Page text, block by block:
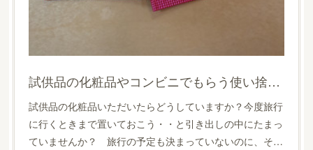
試供品の化粧品やコンビニでもらう使い捨ておしぼりはいつ使う？今でしょ！
試供品の化粧品いただいたらどうしていますか？今度旅行
に行くときまで置いておこう・・と引き出しの中にたまっ
ていませんか？ 旅行の予定も決まっていないのに、そ…